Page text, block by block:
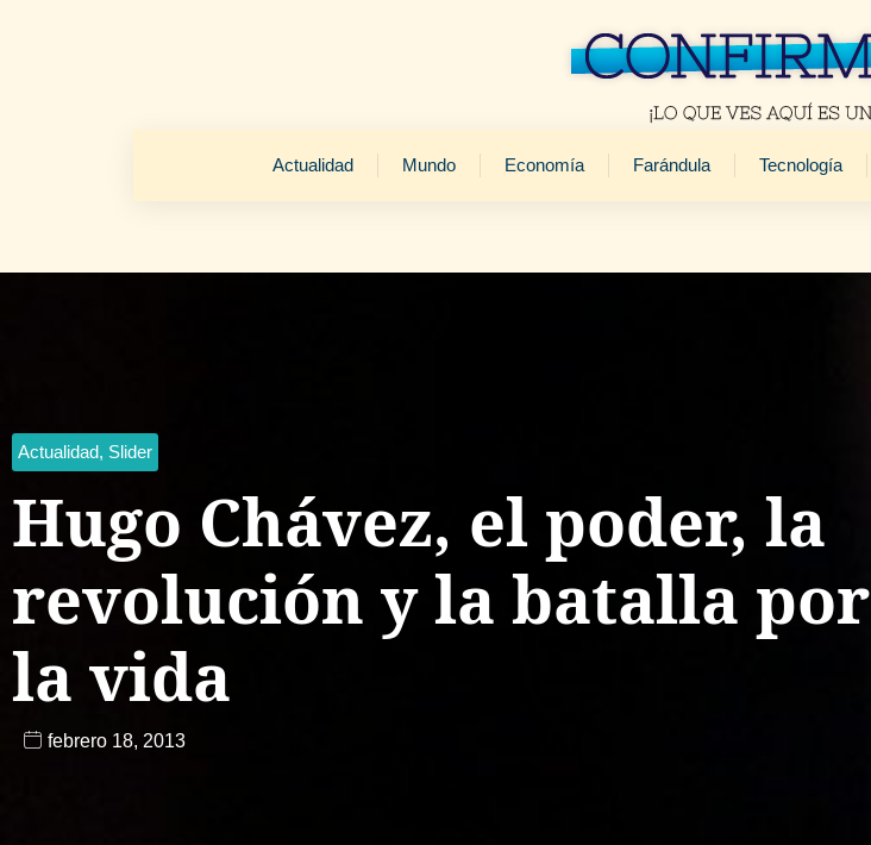
Actualidad Mundo Economía Farándula Tecnología
Actualidad, Slider
Hugo Chávez, el poder, la
revolución y la batalla por
la vida
febrero 18, 2013